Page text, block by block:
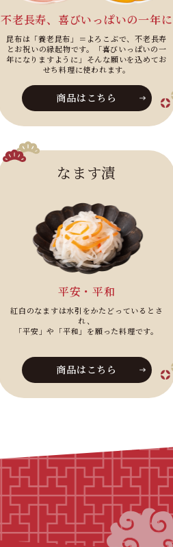
不老長寿、喜びいっぱいの一年に
昆布は「養老昆布」＝よろこぶで、不老長寿
とお祝いの縁起物です。「喜びいっぱいの一
年になりますように」そんな願いを込めてお
せち料理に使われます。
商品はこちら
なます漬
平安・平和
紅白のなますは水引をかたどっているとさ
れ、
「平安」や「平和」を願った料理です。
商品はこちら